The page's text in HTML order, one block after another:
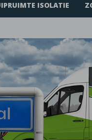
ISOLATIE